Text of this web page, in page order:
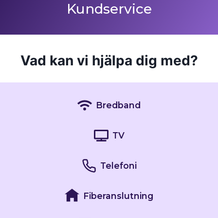
Kundservice
Vad kan vi hjälpa dig med?
Bredband
TV
Telefoni
Fiberanslutning